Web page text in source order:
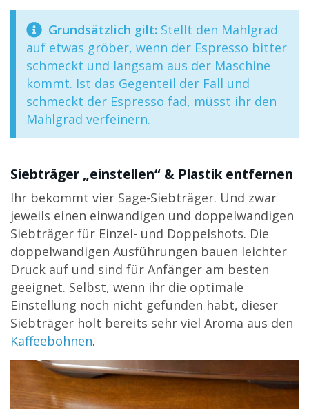
Grundsätzlich gilt: Stellt den Mahlgrad
auf etwas gröber, wenn der Espresso bitter
schmeckt und langsam aus der Maschine
kommt. Ist das Gegenteil der Fall und
schmeckt der Espresso fad, müsst ihr den
Mahlgrad verfeinern.
Siebträger „einstellen“ & Plastik entfernen
Ihr bekommt vier Sage-Siebträger. Und zwar
jeweils einen einwandigen und doppelwandigen
Siebträger für Einzel- und Doppelshots. Die
doppelwandigen Ausführungen bauen leichter
Druck auf und sind für Anfänger am besten
geeignet. Selbst, wenn ihr die optimale
Einstellung noch nicht gefunden habt, dieser
Siebträger holt bereits sehr viel Aroma aus den
Kaffeebohnen.